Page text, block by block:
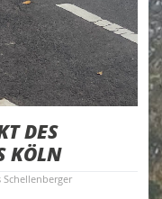
DES
KÖLN
Schellenberger